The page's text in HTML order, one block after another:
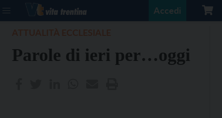
Accedi
Parole di ieri per…oggi